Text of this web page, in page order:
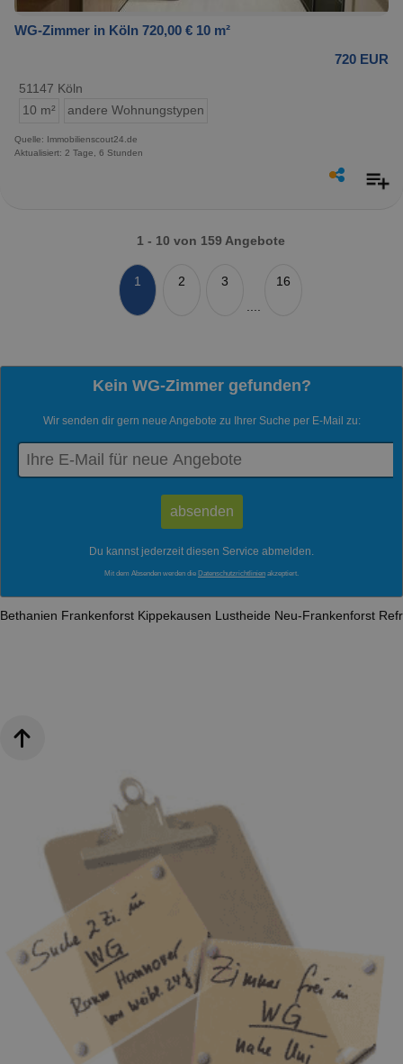
WG-Zimmer in Köln 720,00 € 10 m²
720 EUR
51147 Köln
10 m²
andere Wohnungstypen
Quelle: Immobilienscout24.de
Aktualisiert: 2 Tage, 6 Stunden
1 - 10 von 159 Angebote
1 2
3
16
Kein WG-Zimmer gefunden?
Wir senden dir gern neue Angebote zu Ihrer Suche per E-Mail zu:
Du kannst jederzeit diesen Service abmelden.
Mit dem Absenden werden die Datenschutzrichtlinien akzeptiert.
Bethanien Frankenforst Kippekausen Lustheide Neu-Frankenforst